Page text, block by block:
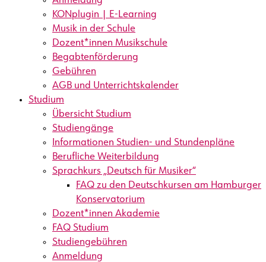
KONplugin | E-Learning
Musik in der Schule
Dozent*innen Musikschule
Begabtenförderung
Gebühren
AGB und Unterrichtskalender
Studium
Übersicht Studium
Studiengänge
Informationen Studien- und Stundenpläne
Berufliche Weiterbildung
Sprachkurs „Deutsch für Musiker“
FAQ zu den Deutschkursen am Hamburger
Konservatorium
Dozent*innen Akademie
FAQ Studium
Studiengebühren
Anmeldung